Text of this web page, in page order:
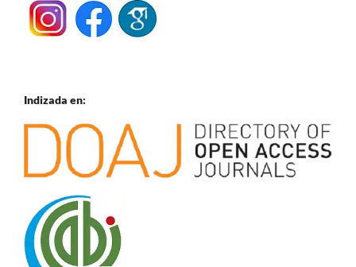
Indizada en: